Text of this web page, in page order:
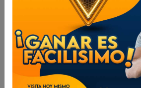
TIRFOR TOOLCRAFT 3.2 TON
SKU.... 41801103
DESCRIPCIÓN....
Aparato para elevar, tirar, tensar y